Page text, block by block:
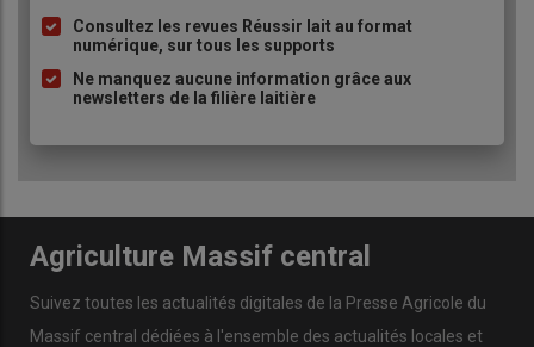
Consultez les revues Réussir lait au format
numérique, sur tous les supports
Ne manquez aucune information grâce aux
newsletters de la filière laitière
Agriculture Massif central
Suivez toutes les actualités digitales de la Presse Agricole du
Massif central dédiées à l'ensemble des actualités locales et